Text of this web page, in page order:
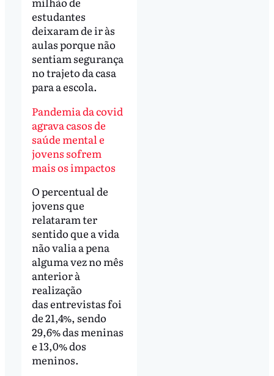
estudantes
deixaram de ir às
aulas porque não
sentiam segurança
no trajeto da casa
para a escola.
Pandemia da covid
agrava casos de
saúde mental e
jovens sofrem
mais os impactos
O percentual de
jovens que
relataram ter
sentido que a vida
não valia a pena
alguma vez no mês
anterior à
realização
das entrevistas foi
de 21,4%, sendo
29,6% das meninas
e 13,0% dos
meninos.